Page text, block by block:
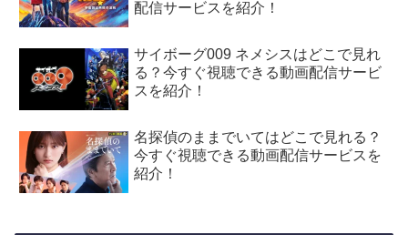
配信サービスを紹介！
サイボーグ009 ネメシスはどこで見れ
る？今すぐ視聴できる動画配信サービ
スを紹介！
名探偵のままでいてはどこで見れる？
今すぐ視聴できる動画配信サービスを
紹介！